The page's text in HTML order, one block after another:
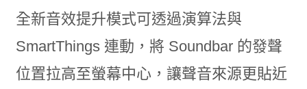
全新音效提升模式可透過演算法與
SmartThings 連動，將 Soundbar 的發聲
位置拉高至螢幕中心，讓聲音來源更貼近